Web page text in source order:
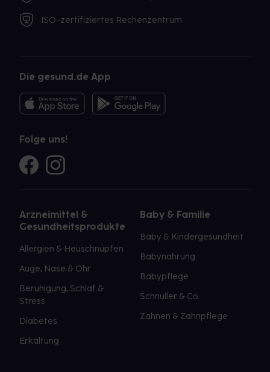
ISO-zertifiziertes Rechenzentrum
Die gesund.de App
Folge uns!
Arzneimittel &
Gesundheitsprodukte
Allergien & Heuschnupfen
Auge, Nase & Ohr
Beruhigung, Schlaf &
Stress
Diabetes
Erkältung
Baby & Familie
Baby & Kindergesundheit
Babynahrung
Babypflege
Schnuller & Co.
Zahnen & Zahnpflege